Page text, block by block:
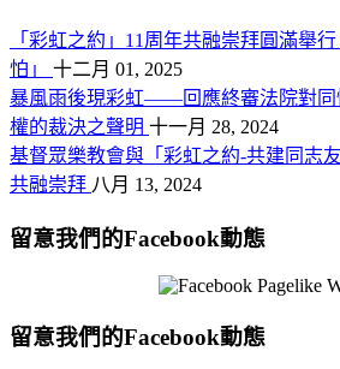
「彩虹之約」11周年共融崇拜圓滿舉
怕」 十二月 01, 2025
暴風雨後現彩虹——回應終審法院對同
權的裁決之聲明 十一月 28, 2024
基督眾樂教會與「彩虹之約-共建同志
共融崇拜 八月 13, 2024
留意我們的Facebook動態
留意我們的Facebook動態